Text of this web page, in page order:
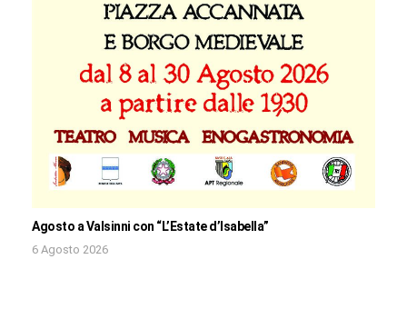
Agosto a Valsinni con “L’Estate d’Isabella”
6 Agosto 2026